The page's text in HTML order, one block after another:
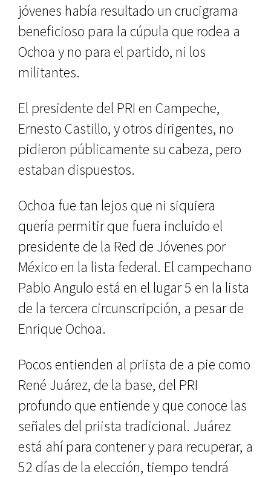
jóvenes había resultado un crucigrama
beneficioso para la cúpula que rodea a
Ochoa y no para el partido, ni los
militantes.
El presidente del PRI en Campeche,
Ernesto Castillo, y otros dirigentes, no
pidieron públicamente su cabeza, pero
estaban dispuestos.
Ochoa fue tan lejos que ni siquiera
quería permitir que fuera incluido el
presidente de la Red de Jóvenes por
México en la lista federal. El campechano
Pablo Angulo está en el lugar 5 en la lista
de la tercera circunscripción, a pesar de
Enrique Ochoa.
Pocos entienden al priista de a pie como
René Juárez, de la base, del PRI
profundo que entiende y que conoce las
señales del priista tradicional. Juárez
está ahí para contener y para recuperar, a
52 días de la elección, tiempo tendrá